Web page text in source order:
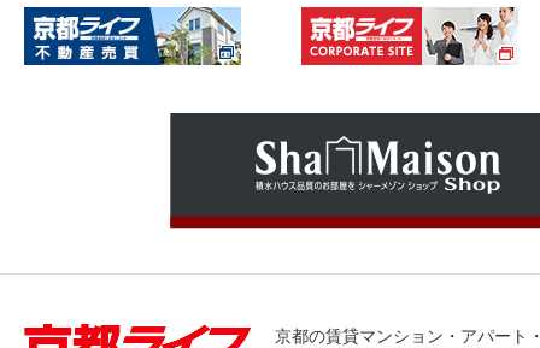
京都の賃貸マンション・アパート